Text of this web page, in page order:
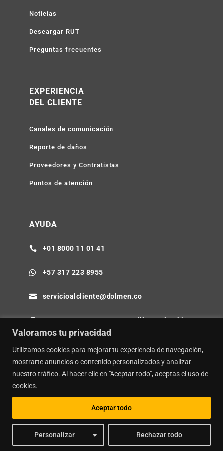
Valoramos tu privacidad
Utilizamos cookies para mejorar tu experiencia de navegación,
mostrarte anuncios o contenido personalizados y analizar
nuestro tráfico. Al hacer clic en "Aceptar todo", aceptas el uso de
cookies.
Personalizar Rechazar todo
Aceptar todo
Noticias
Descargar RUT
Preguntas frecuentes
EXPERIENCIA
DEL CLIENTE
Canales de comunicación
Reporte de daños
Proveedores y Contratistas
Puntos de atención
AYUDA
 +01 8000 11 01 41
 +57 317 223 8955
 servicioalcliente@dolmen.co
 Cra 64B No. 85-80 Barranquilla - Colombia
© CopyrightDolmen SA.| Desarrollador porIdeamosweb.
Política de Seguridad de la Información e Inteligencia Artificial